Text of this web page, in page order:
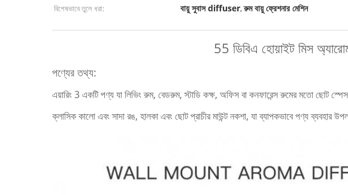
বিশেষভাবে তুলে ধরা:
বায়ু সুবাস diffuser,রুম বায়ু ফ্রেশনার মেশিন
55 ডিবিএ হোয়াইট মিস
পণ্যের তথ্য:
এয়ারিং 3 একটি পণ্য যা লিভিং রুম, বেডরুম, স্টাডি কক্ষ, অফিস বা কনফারেন্স রুমের মতো ছোট
ক্লাসিক কালো এবং সাদা রঙ, হালকা এবং ছোট প্রাচীর মাউন্ট নকশা, যা ব্যাপকভাবে পণ্য ব্যবহার